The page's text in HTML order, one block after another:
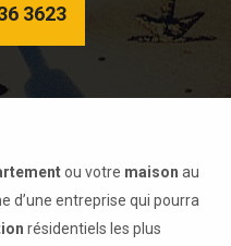
3623
ou votre maison au
d’une entreprise qui pourra
résidentiels les plus